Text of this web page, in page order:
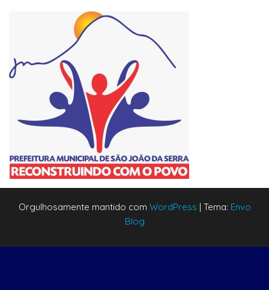
Orgulhosamente mantido com WordPress | Tema: Envo
Blog